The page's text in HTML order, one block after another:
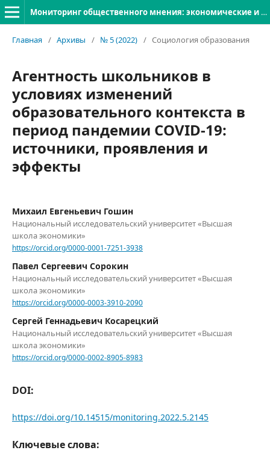
Мониторинг общественного мнения: экономические и социальные перемены
Главная / Архивы / № 5 (2022) / Социология образования
Агентность школьников в
условиях изменений
образовательного контекста в
период пандемии COVID-19:
источники, проявления и
эффекты
Михаил Евгеньевич Гошин
Национальный исследовательский университет «Высшая
школа экономики»
https://orcid.org/0000-0001-7251-3938
Павел Сергеевич Сорокин
Национальный исследовательский университет «Высшая
школа экономики»
https://orcid.org/0000-0003-3910-2090
Сергей Геннадьевич Косарецкий
Национальный исследовательский университет «Высшая
школа экономики»
https://orcid.org/0000-0002-8905-8983
DOI:
https://doi.org/10.14515/monitoring.2022.5.2145
Ключевые слова: